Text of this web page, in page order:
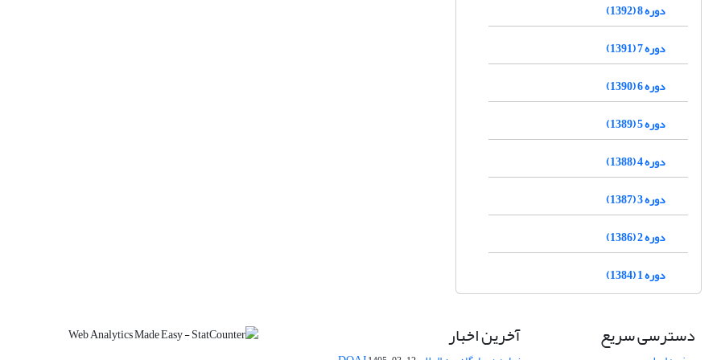
دوره 8 (1392)
دوره 7 (1391)
دوره 6 (1390)
دوره 5 (1389)
دوره 4 (1388)
دوره 3 (1387)
دوره 2 (1386)
دوره 1 (1384)
دسترسی سریع آخرین اخبار